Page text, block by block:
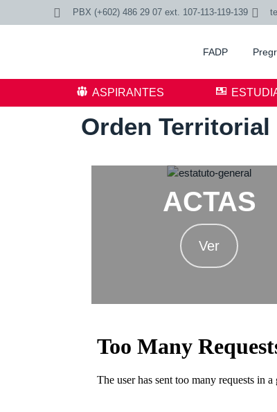
PBX (+602) 486 29 07 ext. 107-113-119-139
FADP
ASPIRANTES
Orden Territorial
ACTAS
Ver